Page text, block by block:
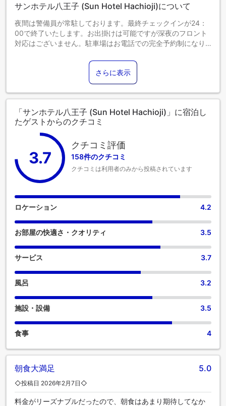
サンホテル八王子 (Sun Hotel Hachioji)について
夜間は警備員が常駐しております。最終チェックインが24：
00で終了いたします。お出掛けは可能ですが深夜のフロント
対応はございません。駐車場はお電話での完全予約制になり
さらに表示
「サンホテル八王子 (Sun Hotel Hachioji)」に宿泊し
たゲストからのクチコミ
3.7
クチコミ評価
158件のクチコミ
クチコミは利用者のみから投稿されています
ロケーション 4.2
お部屋の快適さ・クオリティ 3.5
サービス 3.7
風呂 3.2
施設・設備 3.5
食事 4
朝食大満足 5.0
◇投稿日 2026年2月7日◇
料金がリーズナブルだったので、朝食はあまり期待してなか